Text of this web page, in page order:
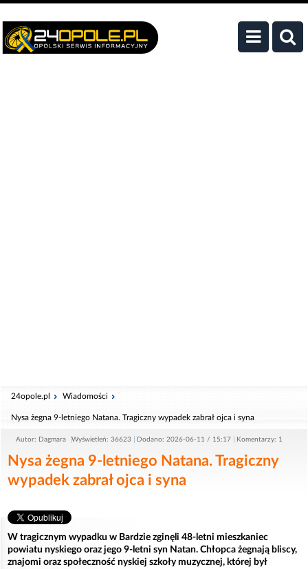
24opole.pl Wiadomości
Nysa żegna 9-letniego Natana. Tragiczny wypadek zabrał ojca i syna
Autor: Dagmara Wyświetleń: 36623 Dodano: 2026-06-11 / 15:17 Komentarzy: 1
Nysa żegna 9-letniego Natana. Tragiczny
wypadek zabrał ojca i syna
W tragicznym wypadku w Bardzie zginęli 48-letni mieszkaniec
powiatu nyskiego oraz jego 9-letni syn Natan. Chłopca żegnają bliscy,
znajomi oraz społeczność nyskiej szkoły muzycznej, której był